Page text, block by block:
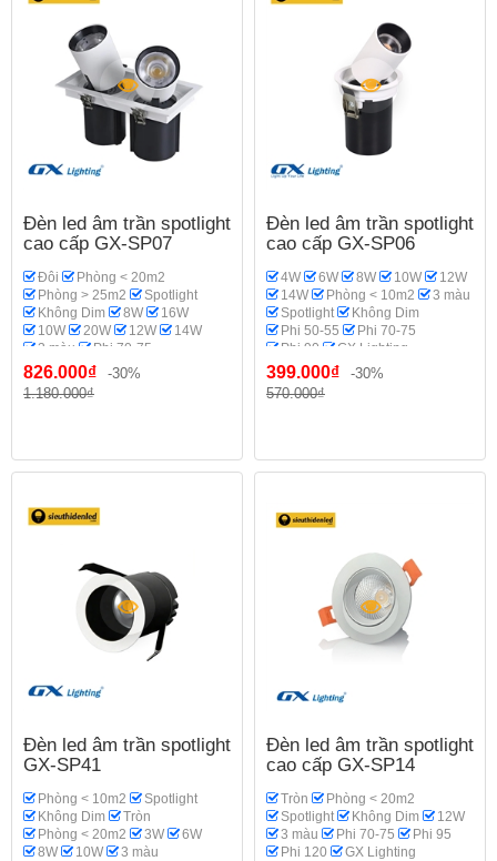
Đèn led âm trần spotlight
cao cấp GX-SP07
Đôi
Phòng < 20m2
Phòng > 25m2
Spotlight
Không Dim
8W
16W
10W
20W 12W
14W
3 màu
Phi 70-75
GX Lighting
Phòng khách
826.000₫
-30%
1.180.000₫
Đèn led âm trần spotlight
cao cấp GX-SP06
4W 6W 8W 10W
12W
14W
Phòng < 10m2
3 màu
Spotlight
Không Dim
Phi 50-55
Phi 70-75
Phi 90
GX Lighting
Phòng thờ
399.000₫
-30%
570.000₫
Đèn led âm trần spotlight
GX-SP41
Phòng < 10m2
Spotlight
Không Dim
Tròn
Phòng < 20m2
3W
6W
8W
10W
3 màu
Đèn led âm trần spotlight
cao cấp GX-SP14
Tròn
Phòng < 20m2
Spotlight
Không Dim
12W
3 màu
Phi 70-75
Phi 95
Phi 120
GX Lighting